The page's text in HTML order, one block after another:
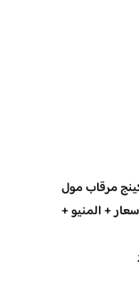
مرقاب مول
+ المنيو +